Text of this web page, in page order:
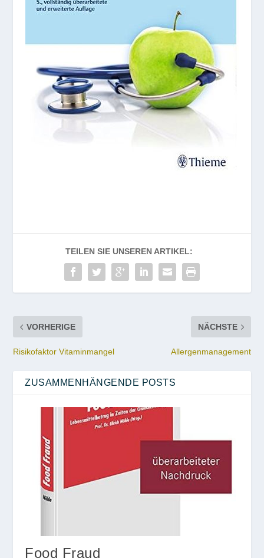
TEILEN SIE UNSEREN ARTIKEL:
VORHERIGE
Risikofaktor Vitaminmangel
NÄCHSTE
Allergenmanagement
ZUSAMMENHÄNGENDE POSTS
Food Fraud